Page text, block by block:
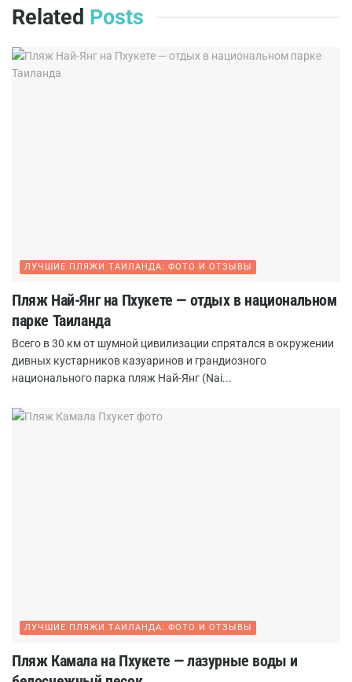
Related Posts
ЛУЧШИЕ ПЛЯЖИ ТАИЛАНДА: ФОТО И ОТЗЫВЫ
Пляж Най-Янг на Пхукете — отдых в национальном
парке Таиланда
Всего в 30 км от шумной цивилизации спрятался в окружении
дивных кустарников казуаринов и грандиозного
национального парка пляж Най-Янг (Nai...
ЛУЧШИЕ ПЛЯЖИ ТАИЛАНДА: ФОТО И ОТЗЫВЫ
Пляж Камала на Пхукете — лазурные воды и